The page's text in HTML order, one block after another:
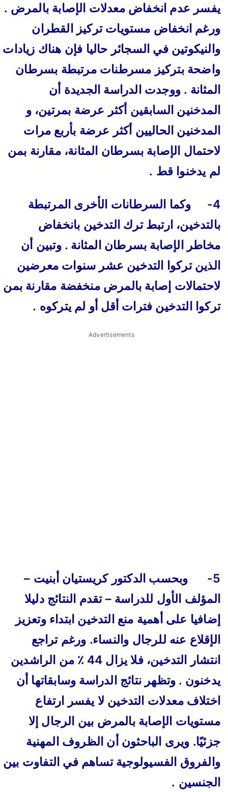
يفسر عدم انخفاض معدلات الإصابة بالمرض .
ورغم انخفاض مستويات تركيز القطران
والنيكوتين في السجائر حاليا فإن هناك زيادات
واضحة بتركيز مسرطنات مرتبطة بسرطان
المثانة . ووجدت الدراسة الجديدة أن
المدخنين السابقين أكثر عرضة بمرتين، و
المدخنين الحاليين أكثر عرضة بأربع مرات
لاحتمال الإصابة بسرطان المثانة، مقارنة بمن
لم يدخنوا قط .
4- وكما السرطانات الأخرى المرتبطة
بالتدخين، ارتبط ترك التدخين بانخفاض
مخاطر الإصابة بسرطان المثانة . وتبين أن
الذين تركوا التدخين عشر سنوات معرضين
لاحتمالات إصابة بالمرض منخفضة مقارنة بمن
تركوا التدخين فترات أقل أو لم يتركوه .
Advertisements
5- وبحسب الدكتور كريستيان أبنيت –
المؤلف الأول للدراسة – تقدم النتائج دليلا
إضافيا على أهمية منع التدخين ابتداء وتعزيز
الإقلاع عنه للرجال والنساء. ورغم تراجع
انتشار التدخين، فلا يزال 44 ٪ من الراشدين
يدخنون . وتظهر نتائج الدراسة وسابقاتها أن
اختلاف معدلات التدخين لا يفسر ارتفاع
مستويات الإصابة بالمرض بين الرجال إلا
جزئيًا. ويرى الباحثون أن الظروف المهنية
والفروق الفسيولوجية تساهم في التفاوت بين
الجنسين .